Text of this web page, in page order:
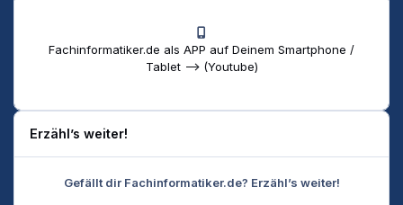
Fachinformatiker.de als APP auf Deinem Smartphone /
Tablet --> (Youtube)
Erzähl’s weiter!
Gefällt dir Fachinformatiker.de? Erzähl’s weiter!